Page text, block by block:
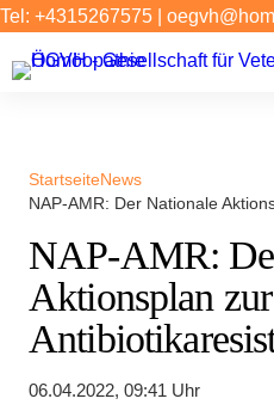
Tel: +4315267575
Tierarzt-Suche
Forschung
StartseiteNews
NAP-AMR: Der Nationale
NAP-AMR:
Aktionsplan zur
06.04.2022, 09:41 Uhr